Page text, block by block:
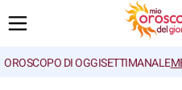
OROSCOPO DI OGGISETTIMANALE